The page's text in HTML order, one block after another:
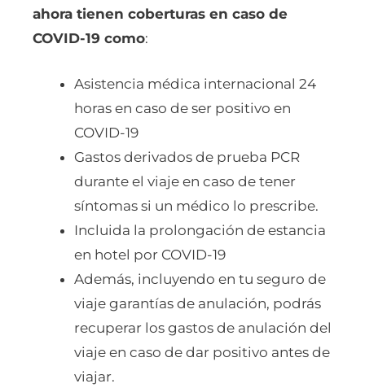
ahora tienen coberturas en caso de
COVID-19 como:
Asistencia médica internacional 24
horas en caso de ser positivo en
COVID-19
Gastos derivados de prueba PCR
durante el viaje en caso de tener
síntomas si un médico lo prescribe.
Incluida la prolongación de estancia
en hotel por COVID-19
Además, incluyendo en tu seguro de
viaje garantías de anulación, podrás
recuperar los gastos de anulación del
viaje en caso de dar positivo antes de
viajar.